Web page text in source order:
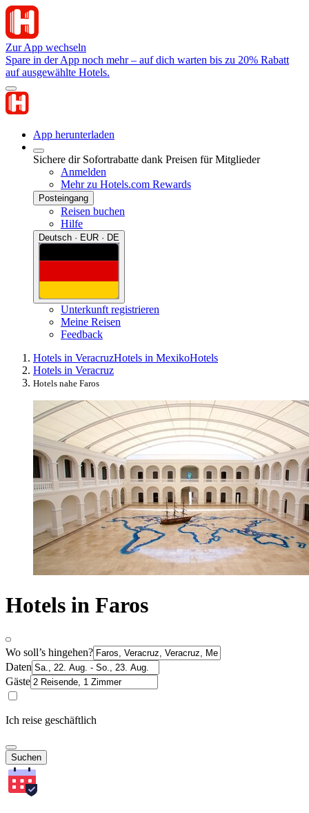
Zur App wechseln
Spare in der App noch mehr – auf dich warten bis zu 20% Rabatt
auf ausgewählte Hotels.
App herunterladen
Sichere dir Sofortrabatte dank Preisen für Mitglieder
Anmelden
Mehr zu Hotels.com Rewards
Posteingang
Reisen buchen
Hilfe
Deutsch · EUR · DE
Unterkunft registrieren
Meine Reisen
Feedback
Hotels in VeracruzHotels in MexikoHotels
Hotels in Veracruz
Hotels nahe Faros
Hotels in Faros
Wo soll’s hingehen?
Daten
Gäste
Ich reise geschäftlich
Suchen